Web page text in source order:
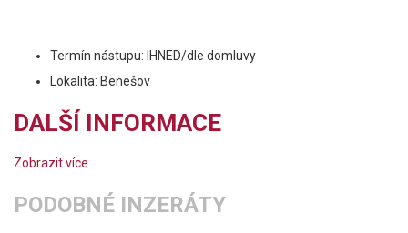
Termín nástupu: IHNED/dle domluvy
Lokalita: Benešov
DALŠÍ INFORMACE
Zobrazit více
PODOBNÉ INZERÁTY